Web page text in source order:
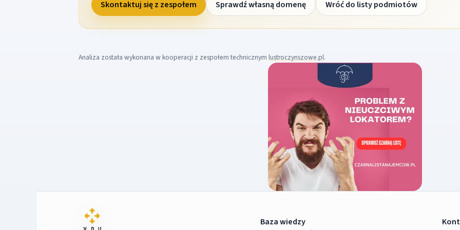
Skontaktuj się z zespołem Sprawdź własną domenę Wróć do listy podmiotów
Analiza została wykonana w kooperacji z zespołem technicznym lustroczynszowe.pl.
Baza wiedzy